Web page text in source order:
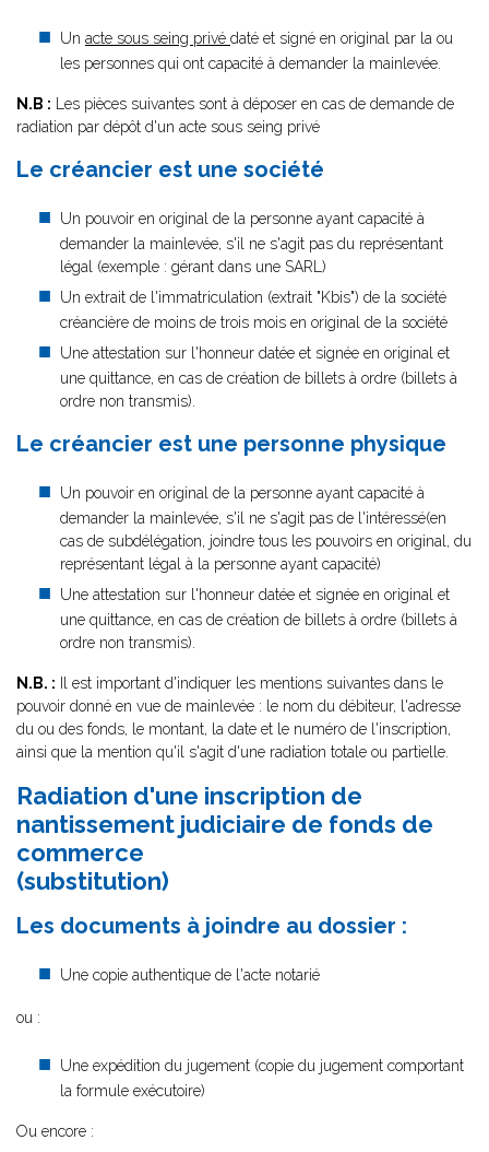
Un acte sous seing privé daté et signé en original par la ou
les personnes qui ont capacité à demander la mainlevée.
N.B : Les pièces suivantes sont à déposer en cas de demande de
radiation par dépôt d'un acte sous seing privé
Le créancier est une société
Un pouvoir en original de la personne ayant capacité à
demander la mainlevée, s'il ne s'agit pas du représentant
légal (exemple : gérant dans une SARL)
Un extrait de l'immatriculation (extrait "Kbis") de la société
créancière de moins de trois mois en original de la société
Une attestation sur l'honneur datée et signée en original et
une quittance, en cas de création de billets à ordre (billets à
ordre non transmis).
Le créancier est une personne physique
Un pouvoir en original de la personne ayant capacité à
demander la mainlevée, s'il ne s'agit pas de l'intéressé(en
cas de subdélégation, joindre tous les pouvoirs en original, du
représentant légal à la personne ayant capacité)
Une attestation sur l'honneur datée et signée en original et
une quittance, en cas de création de billets à ordre (billets à
ordre non transmis).
N.B. : Il est important d'indiquer les mentions suivantes dans le
pouvoir donné en vue de mainlevée : le nom du débiteur, l'adresse
du ou des fonds, le montant, la date et le numéro de l'inscription,
ainsi que la mention qu'il s'agit d'une radiation totale ou partielle.
Radiation d'une inscription de
nantissement judiciaire de fonds de
commerce
(substitution)
Les documents à joindre au dossier :
Une copie authentique de l'acte notarié
ou :
Une expédition du jugement (copie du jugement comportant
la formule exécutoire)
Ou encore :